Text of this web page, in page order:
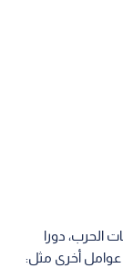
الحرب، دورا
عوامل أخرى مثل: